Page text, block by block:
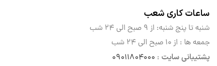
ساعات کاری شعب
شنبه تا پنج شنبه: از ۹ صبح الی
۲۴ شب
جمعه ها : از ۱۰ صبح الی ۲۴ شب
پشتیبانی سایت : ۰۹۰۱۱۸۰۴۰۰۰